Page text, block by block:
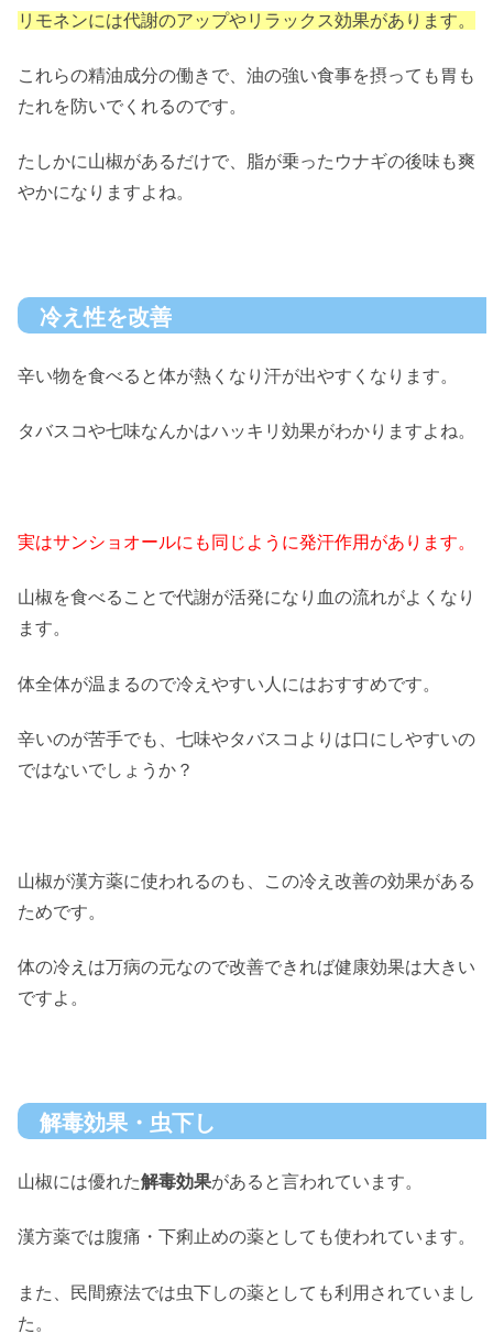
リモネンには代謝のアップやリラックス効果があります。
これらの精油成分の働きで、油の強い食事を摂っても胃も
たれを防いでくれるのです。
たしかに山椒があるだけで、脂が乗ったウナギの後味も爽
やかになりますよね。
冷え性を改善
辛い物を食べると体が熱くなり汗が出やすくなります。
タバスコや七味なんかはハッキリ効果がわかりますよね。
実はサンショオールにも同じように発汗作用があります。
山椒を食べることで代謝が活発になり血の流れがよくなり
ます。
体全体が温まるので冷えやすい人にはおすすめです。
辛いのが苦手でも、七味やタバスコよりは口にしやすいの
ではないでしょうか？
山椒が漢方薬に使われるのも、この冷え改善の効果がある
ためです。
体の冷えは万病の元なので改善できれば健康効果は大きい
ですよ。
解毒効果・虫下し
山椒には優れた解毒効果があると言われています。
漢方薬では腹痛・下痢止めの薬としても使われています。
また、民間療法では虫下しの薬としても利用されていまし
た。